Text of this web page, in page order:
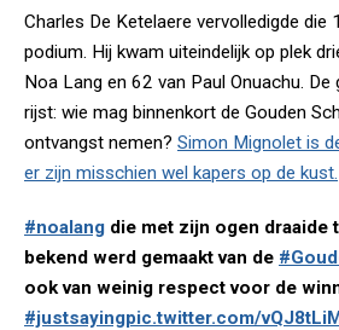
Charles De Ketelaere vervolledigde die
podium. Hij kwam uiteindelijk op plek
Noa Lang en 62 van Paul Onuachu.
rijst: wie mag binnenkort de Gouden
ontvangst nemen? Simon Mignolet is
er zijn misschien wel kapers op de kust.
#noalang die met zijn ogen draaide
bekend werd gemaakt van de
ook van weinig respect voor de
#justsayingpic.twitter.com/